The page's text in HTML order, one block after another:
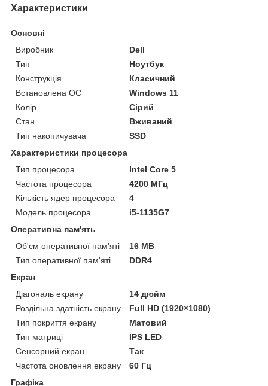
Характеристики
Основні
Виробник
Dell
Тип
Ноутбук
Конструкція
Класичний
Встановлена ОС
Windows 11
Колір
Сірий
Стан
Вживаний
Тип накопичувача
SSD
Характеристики процесора
Тип процесора
Intel Core 5
Частота процесора
4200 МГц
Кількість ядер процесора
4
Модель процесора
i5-1135G7
Оперативна пам'ять
Об'єм оперативної пам'яті
16 MB
Тип оперативної пам'яті
DDR4
Екран
Діагональ екрану
14 дюйм
Роздільна здатність екрану
Full HD (1920×1080)
Тип покриття екрану
Матовий
Тип матриці
IPS LED
Сенсорний екран
Так
Частота оновлення екрану
60 Гц
Графіка